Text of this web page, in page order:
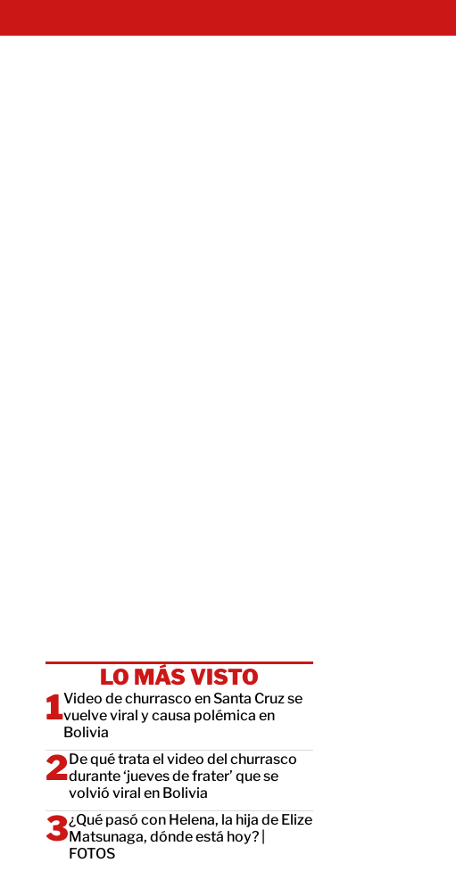
LO MÁS VISTO
Video de churrasco en Santa Cruz se
vuelve viral y causa polémica en
Bolivia
De qué trata el video del churrasco
durante ‘jueves de frater’ que se
volvió viral en Bolivia
¿Qué pasó con Helena, la hija de Elize
Matsunaga, dónde está hoy? |
FOTOS